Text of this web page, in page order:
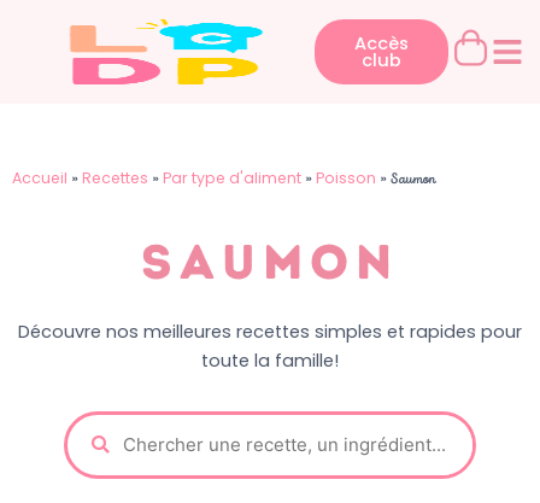
Accès
club
Accueil » Recettes » Par type d'aliment » Poisson » Saumon
Saumon
Découvre nos meilleures recettes simples et rapides pour
toute la famille!